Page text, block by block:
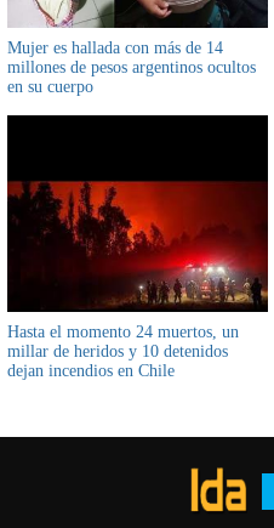
Mujer es hallada con más de 14
millones de pesos argentinos ocultos
en su cuerpo
Hasta el momento 24 muertos, un
millar de heridos y 10 detenidos
dejan incendios en Chile